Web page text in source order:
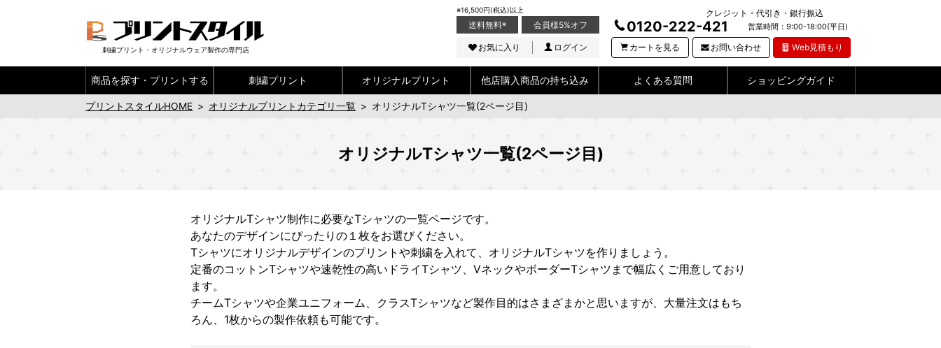
刺繍プリント・オリジナルウェア製作の専門店
※16,500円(税込)以上
送料無料※ 会員様5%オフ
お気に入り ログイン
クレジット・代引き・銀行振込
0120-222-421 営業時間：9:00-18:00(平日)
カートを見る お問い合わせ Web見積もり
商品を探す・ プリントする 刺繍プリント オリジナルプリント 他店購入商品の持ち込み よくある質問 ショッピングガイド
プリントスタイルHOME > オリジナルプリントカテゴリ一覧 > オリジナルTシャツ一覧(2ページ目)
オリジナルTシャツ一覧(2ページ目)
オリジナルTシャツ制作に必要なTシャツの一覧ページです。
あなたのデザインにぴったりの１枚をお選びください。
Tシャツにオリジナルデザインのプリントや刺繍を入れて、オリジナルTシャツを作りましょう。
定番のコットンTシャツや速乾性の高いドライTシャツ、VネックやボーダーTシャツまで幅広くご用意しており
ます。
チームTシャツや企業ユニフォーム、クラスTシャツなど製作目的はさまざまかと思いますが、大量注文はもち
ろん、1枚からの製作依頼も可能です。